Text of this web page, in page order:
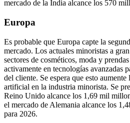
mercado de la India alcance los 570
Europa
Es probable que Europa capte la
mercado. Los actuales minoristas a
sectores de cosméticos, moda y
activamente en tecnologías avanzadas
del cliente. Se espera que esto
artificial en la industria minorista. Se
Reino Unido alcance los 1,69 mil
el mercado de Alemania alcance los
para 2026.